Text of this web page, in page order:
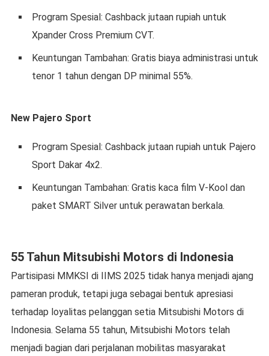
Program Spesial: Cashback jutaan rupiah untuk
Xpander Cross Premium CVT.
Keuntungan Tambahan: Gratis biaya administrasi untuk
tenor 1 tahun dengan DP minimal 55%.
New Pajero Sport
Program Spesial: Cashback jutaan rupiah untuk Pajero
Sport Dakar 4x2.
Keuntungan Tambahan: Gratis kaca film V-Kool dan
paket SMART Silver untuk perawatan berkala.
55 Tahun Mitsubishi Motors di Indonesia
Partisipasi MMKSI di IIMS 2025 tidak hanya menjadi ajang
pameran produk, tetapi juga sebagai bentuk apresiasi
terhadap loyalitas pelanggan setia Mitsubishi Motors di
Indonesia. Selama 55 tahun, Mitsubishi Motors telah
menjadi bagian dari perjalanan mobilitas masyarakat